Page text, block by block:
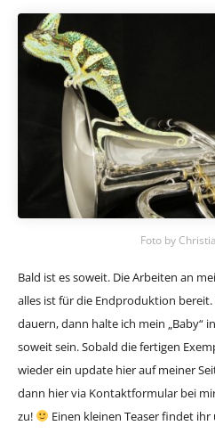
Foto by
Bald ist es soweit. Die Arbeiten an
alles ist für die Endproduktion
dauern, dann halte ich mein „Baby“
soweit sein. Sobald die fertigen
wieder ein update hier auf meiner
dann hier via Kontaktformular bei
zu!
Einen kleinen Teaser findet